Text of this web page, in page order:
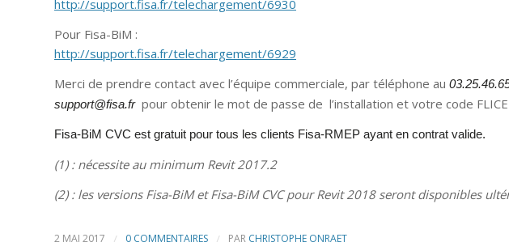
http://support.fisa.fr/telechargement/6930
Pour Fisa-BiM :
http://support.fisa.fr/telechargement/6929
Merci de prendre contact avec l’équipe commerciale, par téléphone au
support@fisa.frpour obtenir le mot de passe de l’installation et votre code
Fisa-BiM CVC est gratuit pour tous les clients Fisa-RMEP ayant en contrat valide.
(1) : nécessite au minimum Revit 2017.2
(2) : les versions Fisa-BiM et Fisa-BiM CVC pour Revit 2018 seront disponibles
2 MAI 2017 / 0 COMMENTAIRES / PAR CHRISTOPHE ONRAET